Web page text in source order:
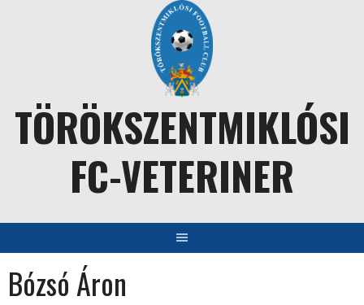
TÖRÖKSZENTMIKLÓSI
FC-VETERINER
Bózsó Áron